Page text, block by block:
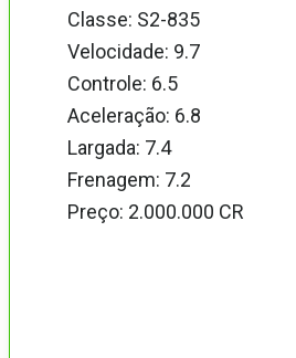
Classe: S2-835
Velocidade: 9.7
Controle: 6.5
Aceleração: 6.8
Largada: 7.4
Frenagem: 7.2
Preço: 2.000.000 CR